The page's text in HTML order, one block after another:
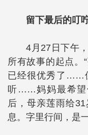
留下最后的叮
4月27日下午
所有故事的起点。
已经很优秀了……
听……妈妈最希望
后，母亲莲雨给
息。字里行间，是